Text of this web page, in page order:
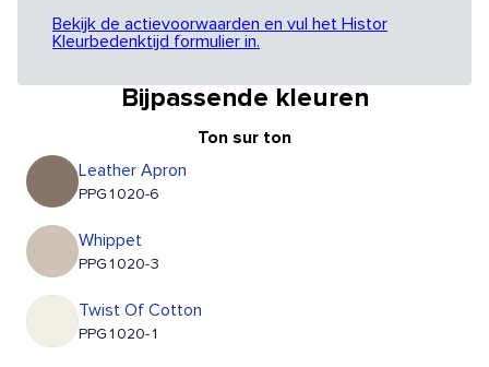
Bekijk de actievoorwaarden en vul het Histor
Kleurbedenktijd formulier in.
Bijpassende kleuren
Ton sur ton
Leather Apron
PPG1020-6
Whippet
PPG1020-3
Twist Of Cotton
PPG1020-1